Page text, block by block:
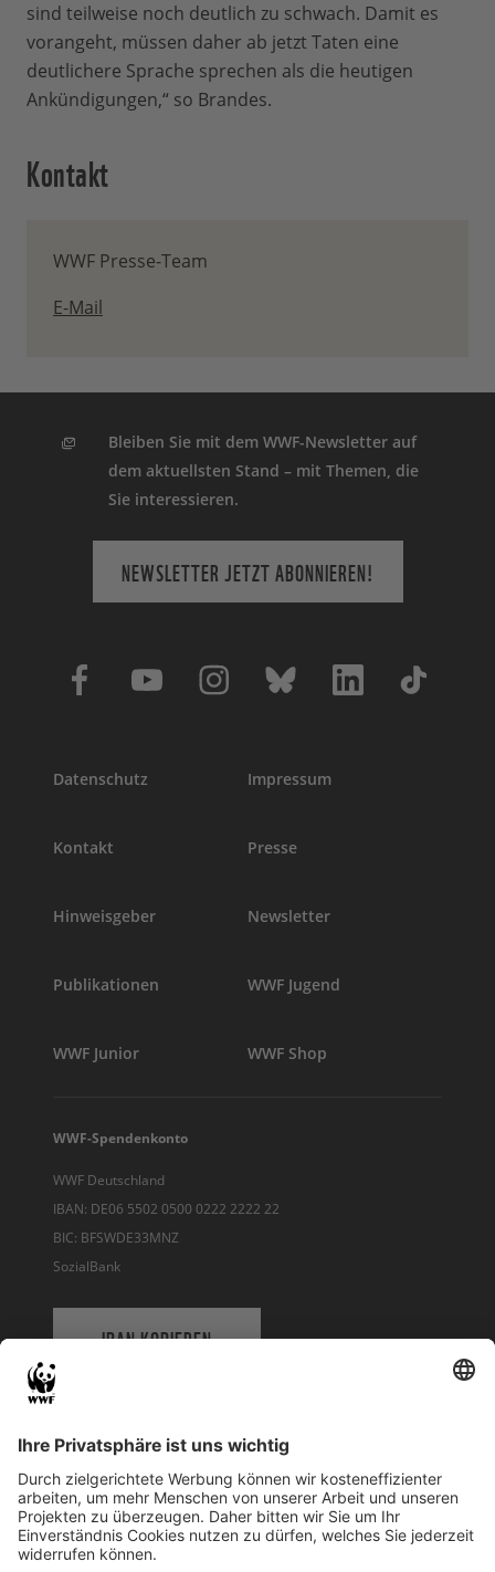
sind teilweise noch deutlich zu schwach. Damit es
vorangeht, müssen daher ab jetzt Taten eine
deutlichere Sprache sprechen als die heutigen
Ankündigungen,“ so Brandes.
Kontakt
WWF Presse-Team
E-Mail
Bleiben Sie mit dem WWF-Newsletter auf
dem aktuellsten Stand – mit Themen, die
Sie interessieren.
NEWSLETTER JETZT ABONNIEREN!
Datenschutz Impressum
Kontakt Presse
Hinweisgeber Newsletter
Publikationen WWF Jugend
WWF Junior WWF Shop
WWF-Spendenkonto
WWF Deutschland
IBAN: DE06 5502 0500 0222 2222 22
BIC: BFSWDE33MNZ
SozialBank
IBAN KOPIEREN
WWF Deutschland
Reinhardtstr. 18
10117 Berlin